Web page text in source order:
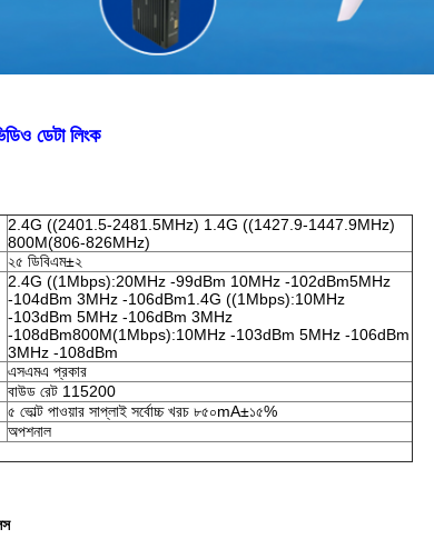
ডেটা লিংক
2.4G ((2401.5-2481.5MHz) 1.4G ((1427.9-1447.9MHz)
800M(806-826MHz)
২৫ ডিবিএম±২
2.4G ((1Mbps):20MHz -99dBm 10MHz -102dBm5MHz
-104dBm 3MHz -106dBm1.4G ((1Mbps):10MHz
-103dBm 5MHz -106dBm 3MHz
-108dBm800M(1Mbps):10MHz -103dBm 5MHz -106dBm
3MHz -108dBm
এসএমএ প্রকার
বাউড রেট 115200
৫ ভোল্ট পাওয়ার সাপ্লাই সর্বোচ্চ খরচ ৮৫০mA±১৫%
অপশনাল